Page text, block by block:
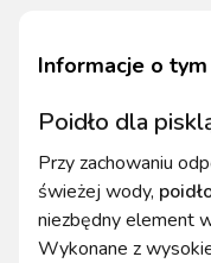
Informacje o
Poidło dla
Przy zachowaniu
świeżej wody,
niezbędny element
Wykonane z